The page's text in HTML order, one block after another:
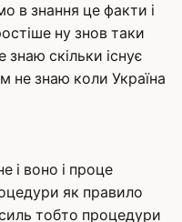
в знання це факти і
ну знов таки
скільки існує
не знаю коли Україна
і воно і проце
як правило
тобто процедури